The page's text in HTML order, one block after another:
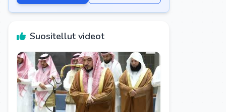
Suositellut videot